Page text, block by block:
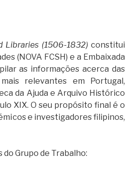
Libraries (1506-1832) constitui
(NOVA FCSH) e a Embaixada
as informações acerca das
relevantes em Portugal,
da Ajuda e Arquivo Histórico
XIX. O seu propósito final é o
e investigadores filipinos,
Grupo de Trabalho: